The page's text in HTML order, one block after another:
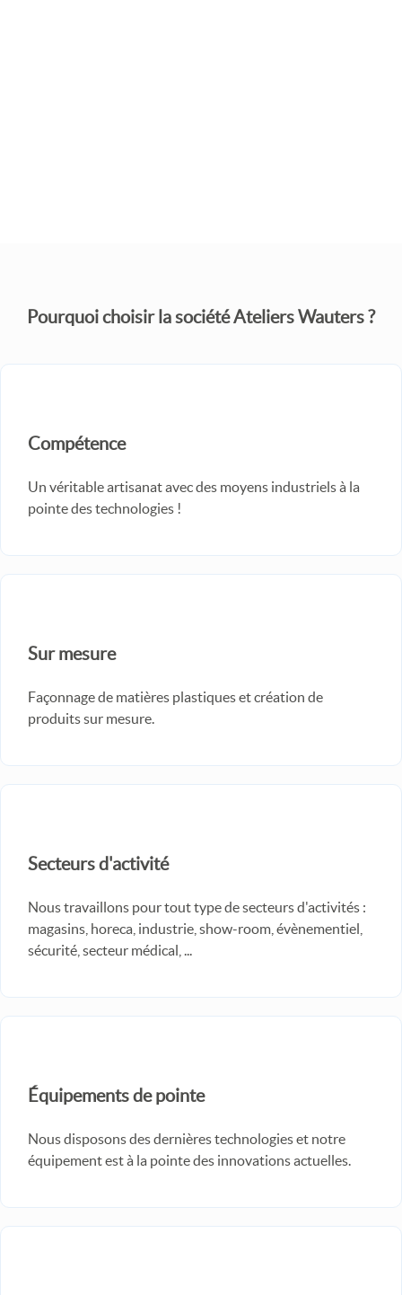
Pourquoi choisir la société Ateliers Wauters ?
Compétence
Un véritable artisanat avec des moyens industriels à la
pointe des technologies !
Sur mesure
Façonnage de matières plastiques et création de
produits sur mesure.
Secteurs d'activité
Nous travaillons pour tout type de secteurs d'activités :
magasins, horeca, industrie, show-room, évènementiel,
sécurité, secteur médical, ...
Équipements de pointe
Nous disposons des dernières technologies et notre
équipement est à la pointe des innovations actuelles.